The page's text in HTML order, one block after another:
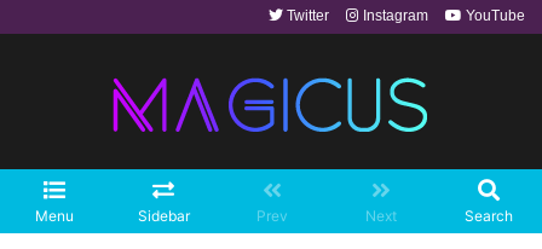
Menu Sidebar Prev Next Search
Twitter Instagram YouTube